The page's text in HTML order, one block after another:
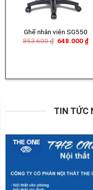
Ghế nhân viên SG550
853.600₫ Giá
648.000 ₫Giá
TIN TỨC